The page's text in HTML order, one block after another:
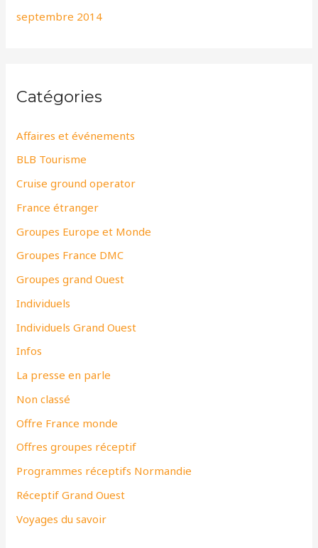
septembre 2014
Catégories
Affaires et événements
BLB Tourisme
Cruise ground operator
France étranger
Groupes Europe et Monde
Groupes France DMC
Groupes grand Ouest
Individuels
Individuels Grand Ouest
Infos
La presse en parle
Non classé
Offre France monde
Offres groupes réceptif
Programmes réceptifs Normandie
Réceptif Grand Ouest
Voyages du savoir